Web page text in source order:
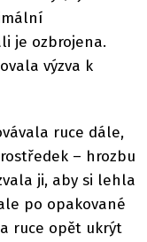
je ozbrojena.
výzva k
ruce dále,
– hrozbu
ji, aby si lehla
po opakované
ruce opět ukrýt